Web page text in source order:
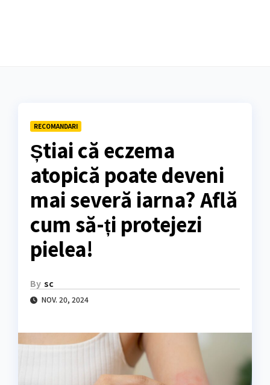
RECOMANDARI
Știai că eczema
atopică poate deveni
mai severă iarna? Află
cum să-ți protejezi
pielea!
By sc
NOV. 20, 2024